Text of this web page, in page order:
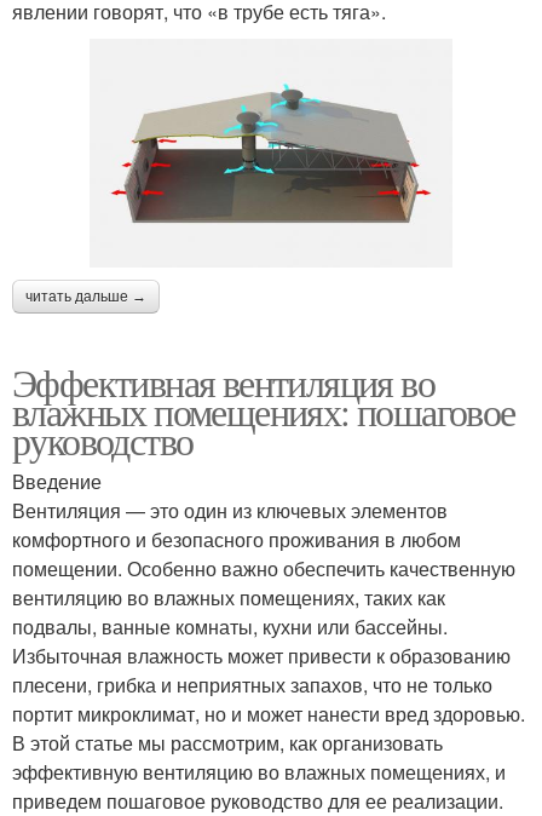
явлении говорят, что «в трубе есть тяга».
читать дальше →
Эффективная вентиляция во
влажных помещениях: пошаговое
руководство
Введение
Вентиляция — это один из ключевых элементов
комфортного и безопасного проживания в любом
помещении. Особенно важно обеспечить качественную
вентиляцию во влажных помещениях, таких как
подвалы, ванные комнаты, кухни или бассейны.
Избыточная влажность может привести к образованию
плесени, грибка и неприятных запахов, что не только
портит микроклимат, но и может нанести вред здоровью.
В этой статье мы рассмотрим, как организовать
эффективную вентиляцию во влажных помещениях, и
приведем пошаговое руководство для ее реализации.